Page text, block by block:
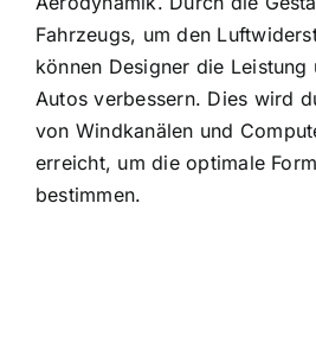
Fahrzeugs, um den
können Designer die
Autos verbessern. Dies wird
von Windkanälen und
erreicht, um die optimale
bestimmen.